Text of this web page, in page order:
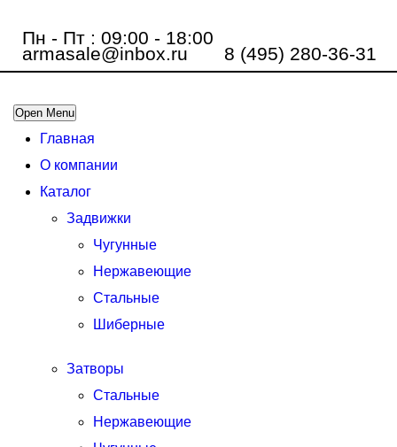
Пн - Пт : 09:00 - 18:00
armasale@inbox.ru 8 (495) 280-36-31
Open Menu
Главная
О компании
Каталог
Задвижки
Чугунные
Нержавеющие
Стальные
Шиберные
Затворы
Стальные
Нержавеющие